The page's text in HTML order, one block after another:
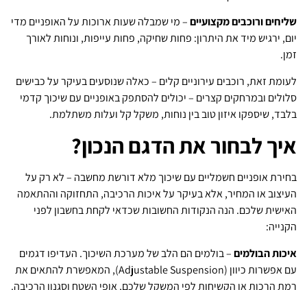
שליחים ורוכבים מקצועיים– מי שמבלה שעות ארוכות על האופניים מדי
יום, ירגיש מיד את היתרון: פחות שחיקה, פחות עייפות, ונוחות לאורך
זמן.
לעומת זאת, רוכבים עירוניים קלים – כאלה שנוסעים בעיקר על כבישים
סלולים ובמרחקים קצרים – יכולים להסתפק באופניים עם שיכוך קדמי
בלבד, שיספקו איזון טוב בין נוחות, משקל קל ועלות משתלמת.
איך לבחור את הדגם הנכון?
בחירת אופניים חשמליים עם שיכוך מלא דורשת מחשבה – לא רק על
העיצוב או המחיר, אלא בעיקר על איכות הרכיבה, התחזוקה וההתאמה
האישית שלכם. הנה הנקודות החשובות שכדאי לקחת בחשבון לפני
הקנייה:
איכות הבולמים– בולמים הם הלב של מערכת השיכוך. העדיפו דגמים
עם אפשרות כיוון (Adjustable Suspension), המאפשרת להתאים את
רמת הרכות או הקשיחות לפי המשקל שלכם, אופי השטח וסגנון הרכיבה.